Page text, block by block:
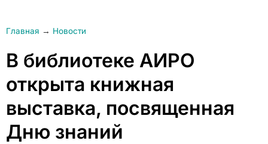
Главная → Новости
В библиотеке АИРО
открыта книжная
выставка, посвященная
Дню знаний